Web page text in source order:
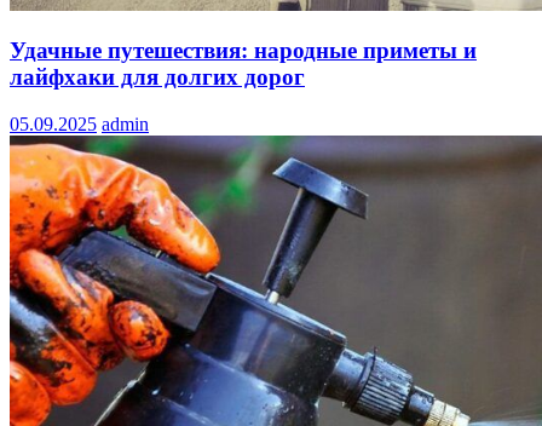
Удачные путешествия: народные приметы и
лайфхаки для долгих дорог
05.09.2025 admin